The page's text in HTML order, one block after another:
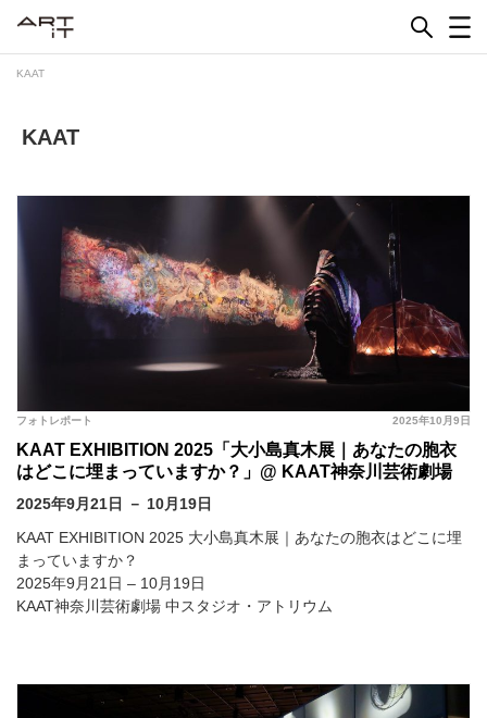
KAAT
KAAT
2025年10月9日
フォトレポート
KAAT EXHIBITION 2025「大小島真木展｜あなたの胞衣
はどこに埋まっていますか？」@ KAAT神奈川芸術劇場
2025年9月21日 － 10月19日
KAAT EXHIBITION 2025 大小島真木展｜あなたの胞衣はどこに埋
まっていますか？
2025年9月21日 – 10月19日
KAAT神奈川芸術劇場 中スタジオ・アトリウム